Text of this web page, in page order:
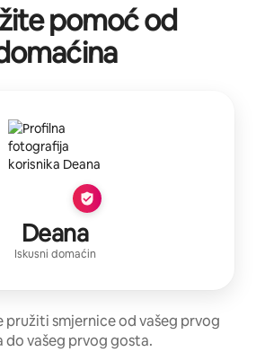
pomoć od
Deana
Iskusni domaćin
pružiti smjernice od vašeg prvog
do vašeg prvog gosta.